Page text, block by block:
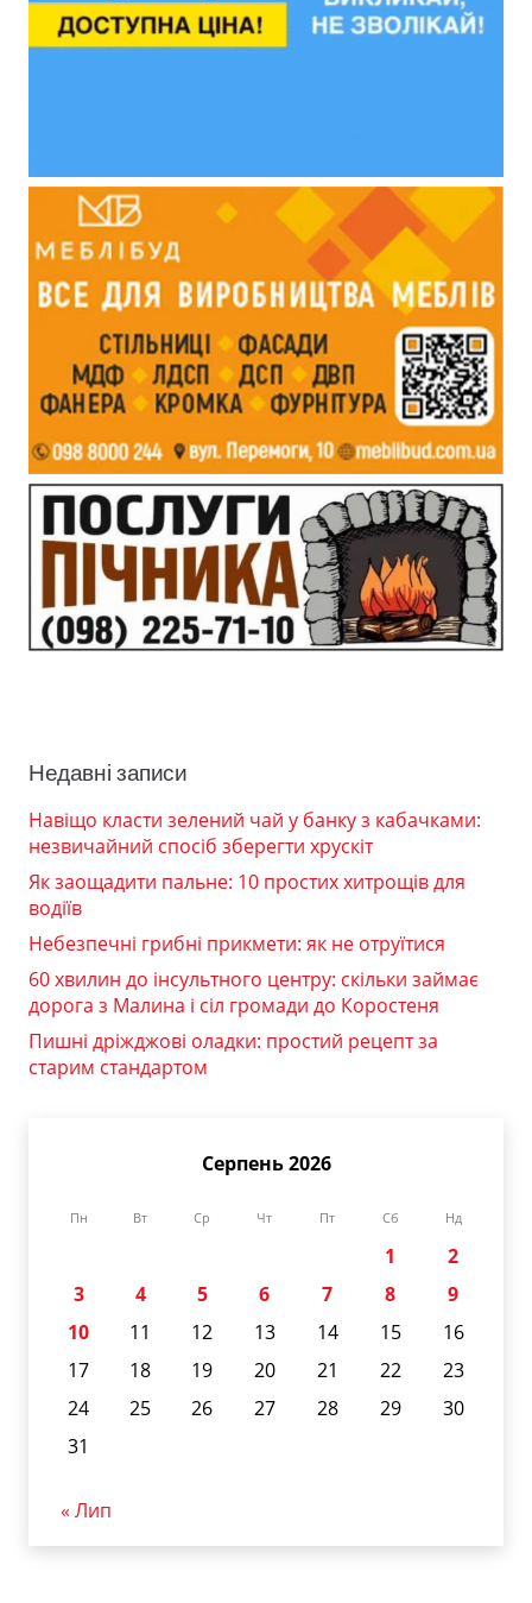
Недавні записи
Навіщо класти зелений чай у банку з кабачками:
незвичайний спосіб зберегти хрускіт
Як заощадити пальне: 10 простих хитрощів для
водіїв
Небезпечні грибні прикмети: як не отруїтися
60 хвилин до інсультного центру: скільки займає
дорога з Малина і сіл громади до Коростеня
Пишні дріжджові оладки: простий рецепт за
старим стандартом
Серпень 2026
Пн Вт Ср Чт Пт Сб Нд
1
2
3
4 5 6 7 8
9
10
11 12 13 14 15
16
17
18 19 20 21 22
23
24
25 26 27 28 29
30
31
« Лип